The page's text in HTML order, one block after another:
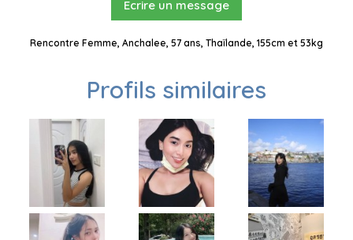
Ecrire un message
Rencontre Femme, Anchalee, 57 ans, Thaïlande, 155cm et 53kg
Profils similaires